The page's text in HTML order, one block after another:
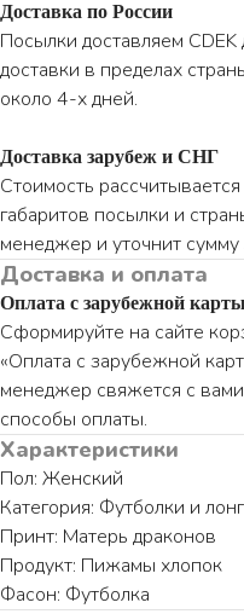
Доставка по России
Посылки доставляем
доставки в пределах
около 4-х дней.
Доставка зарубеж и СНГ
Стоимость
габаритов посылки и
менеджер и уточнит сумму
Доставка и оплата
Оплата с зарубежной карты
Сформируйте на сайте
«Оплата с зарубежной
менеджер свяжется с
способы оплаты.
Характеристики
Пол: Женский
Категория: Футболки и
Принт: Матерь драконов
Продукт: Пижамы хлопок
Фасон: Футболка